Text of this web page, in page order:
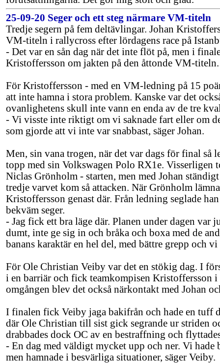
25-09-20 Seger och ett steg närmare VM-titeln
Tredje segern på fem deltävlingar. Johan
VM-titeln i rallycross efter lördagens race på
- Det var en sån dag när det inte flöt på, men i
Kristoffersson om jakten på den åttonde VM-titeln.
För Kristoffersson - med en VM-ledning på 15
att inte hamna i stora problem. Kanske var det
ovanlighetens skull inte vann en enda av de tre
- Vi visste inte riktigt om vi saknade fart eller om
som gjorde att vi inte var snabbast, säger Johan.
Men, sin vana trogen, när det var dags för final så
topp med sin Volkswagen Polo RX1e. Visserligen
Niclas Grönholm - starten, men med Johan
tredje varvet kom så attacken. När Grönholm
Kristoffersson genast där. Från ledning seglade
bekväm seger.
- Jag fick ett bra läge där. Planen under dagen var
dumt, inte ge sig in och bråka och boxa med de
banans karaktär en hel del, med bättre grepp och
För Ole Christian Veiby var det en stökig dag. I
i en barriär och fick teamkompisen Kristoffersson i
omgången blev det också närkontakt med Johan
I finalen fick Veiby jaga bakifrån och hade en tuff
där Ole Christian till sist gick segrande ur striden
drabbades dock OC av en bestraffning och
- En dag med väldigt mycket upp och ner. Vi hade
men hamnade i besvärliga situationer, säger Veiby.